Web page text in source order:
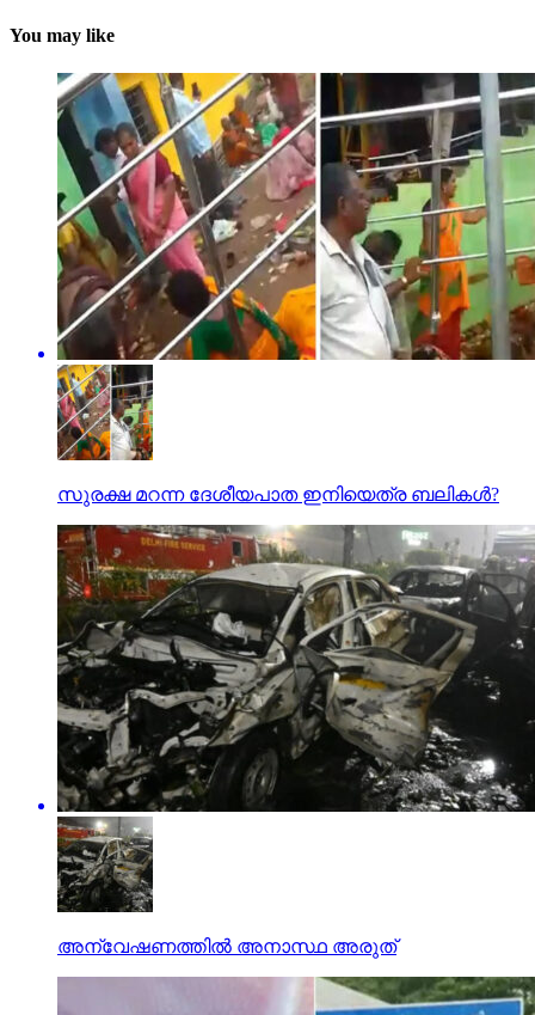
You may like
സുരക്ഷ മറന്ന ദേശീയപാത ഇനിയെത്ര ബലികള്‍?
അന്വേഷണത്തില്‍ അനാസ്ഥ അരുത്